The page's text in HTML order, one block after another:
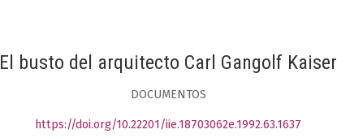
El busto del arquitecto Carl Gangolf Kaiser
DOCUMENTOS
https://doi.org/10.22201/iie.18703062e.1992.63.1637